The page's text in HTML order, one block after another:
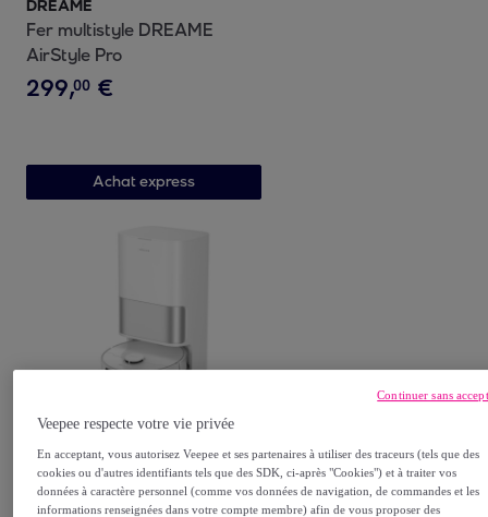
DREAME
Fer multistyle DREAME
AirStyle Pro
299,00 €
Achat express
Aspirateur robot DREAME
D30 Ultra White
399,00 €
Veepee respecte votre vie privée
En acceptant, vous autorisez Veepee et ses partenaires à utiliser des traceurs (tels que des
cookies ou d'autres identifiants tels que des SDK, ci-après "Cookies") et à traiter vos
données à caractère personnel (comme vos données de navigation, de commandes et les
informations renseignées dans votre compte membre) afin de vous proposer des
Continuer sans